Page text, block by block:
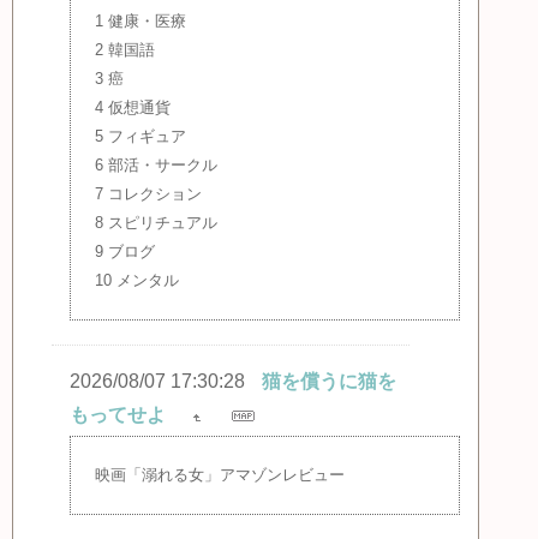
1 健康・医療
2 韓国語
3 癌
4 仮想通貨
5 フィギュア
6 部活・サークル
7 コレクション
8 スピリチュアル
9 ブログ
10 メンタル
2026/08/07 17:30:28
猫を償うに猫を
もってせよ
映画「溺れる女」アマゾンレビュー